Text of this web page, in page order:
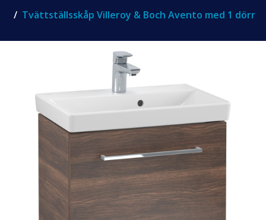
Tvättställsskåp Villeroy & Boch Avento med 1 dörr